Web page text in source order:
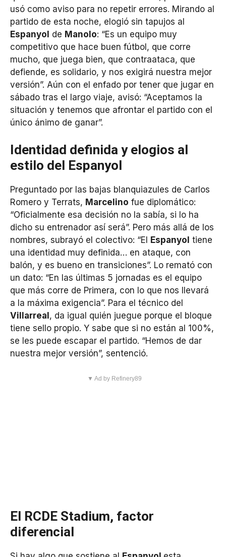
usó como aviso para no repetir errores. Mirando al
partido de esta noche, elogió sin tapujos al
Espanyol de Manolo: “Es un equipo muy
competitivo que hace buen fútbol, que corre
mucho, que juega bien, que contraataca, que
defiende, es solidario, y nos exigirá nuestra mejor
versión”. Aún con el enfado por tener que jugar en
sábado tras el largo viaje, avisó: “Aceptamos la
situación y tenemos que afrontar el partido con el
único ánimo de ganar”.
Identidad definida y elogios al
estilo del Espanyol
Preguntado por las bajas blanquiazules de Carlos
Romero y Terrats, Marcelino fue diplomático:
“Oficialmente esa decisión no la sabía, si lo ha
dicho su entrenador así será”. Pero más allá de los
nombres, subrayó el colectivo: “El Espanyol tiene
una identidad muy definida… en ataque, con
balón, y es bueno en transiciones”. Lo remató con
un dato: “En las últimas 5 jornadas es el equipo
que más corre de Primera, con lo que nos llevará
a la máxima exigencia”. Para el técnico del
Villarreal, da igual quién juegue porque el bloque
tiene sello propio. Y sabe que si no están al 100%,
se les puede escapar el partido. “Hemos de dar
nuestra mejor versión”, sentenció.
▼ Ad by Refinery89
El RCDE Stadium, factor
diferencial